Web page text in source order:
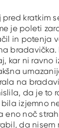
pred kratkim
je poleti
in potenja
bradavička.
kar ni ravno
na
da je to
bila izjemno
eno noč
da nisem